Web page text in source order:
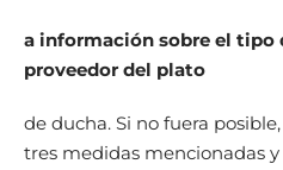
a información sobre el tipo
proveedor del plato
de ducha. Si no fuera
tres medidas mencionadas